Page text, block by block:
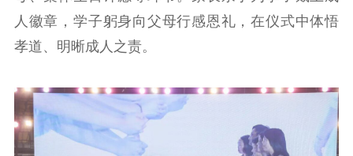
电影创作 电影市场
党建要闻 学习在线
文化人才
人徽章，学子躬身向父母行感恩礼，在仪式中体悟
孝道、明晰成人之责。